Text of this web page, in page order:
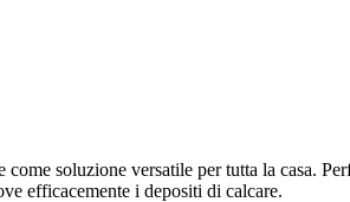
soluzione versatile per tutta la casa.
efficacemente i depositi di calcare.